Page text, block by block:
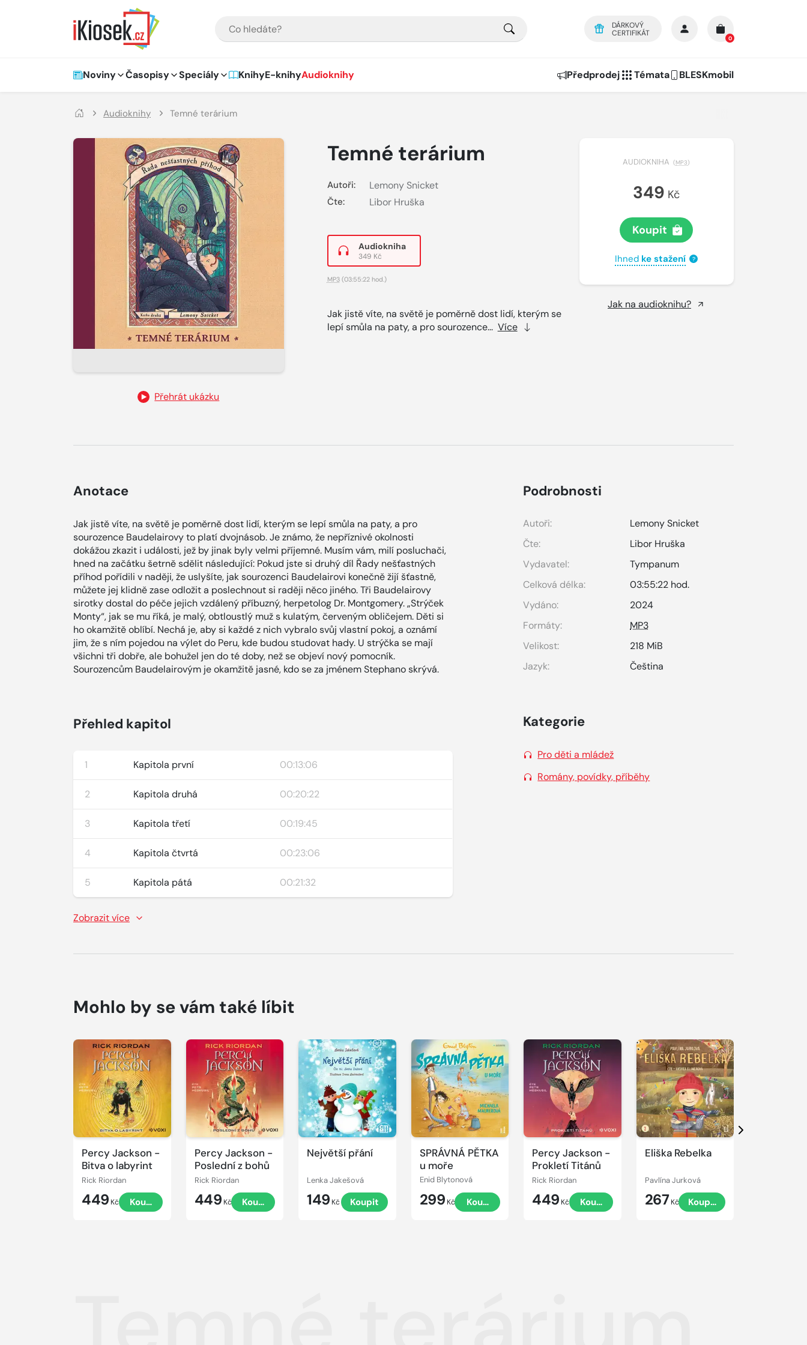
DÁRKOVÝ
CERTIFIKÁT
0
Hlavní navigace
Noviny Časopisy Speciály KnihyE-knihyAudioknihy Předprodej Témata BLESKmobil
Audioknihy Temné terárium
Přehrát ukázku
Temné terárium
Autoři: Lemony Snicket
Čte: Libor Hruška
Audiokniha
349 Kč
MP3(03:55:22 hod.)
Jak jistě víte, na světě je poměrně dost lidí, kterým se
lepí smůla na paty, a pro sourozence... Více
AUDIOKNIHA (MP3)
349 Kč
Koupit
Ihned ke stažení ?
Jak na audioknihu?
Anotace
Jak jistě víte, na světě je poměrně dost lidí, kterým se lepí smůla na paty, a pro
sourozence Baudelairovy to platí dvojnásob. Je známo, že nepříznivé okolnosti
dokážou zkazit i události, jež by jinak byly velmi příjemné. Musím vám, milí posluchači,
hned na začátku šetrně sdělit následující: Pokud jste si druhý díl Řady nešťastných
příhod pořídili v naději, že uslyšíte, jak sourozenci Baudelairovi konečně žijí šťastně,
můžete jej klidně zase odložit a poslechnout si raději něco jiného. Tři Baudelairovy
sirotky dostal do péče jejich vzdálený příbuzný, herpetolog Dr. Montgomery. „Strýček
Monty“, jak se mu říká, je malý, obtloustlý muž s kulatým, červeným obličejem. Děti si
ho okamžitě oblíbí. Nechá je, aby si každé z nich vybralo svůj vlastní pokoj, a oznámí
jim, že s ním pojedou na výlet do Peru, kde budou studovat hady. U strýčka se mají
všichni tři dobře, ale bohužel jen do té doby, než se objeví nový pomocník.
Sourozencům Baudelairovým je okamžitě jasné, kdo se za jménem Stephano skrývá.
Přehled kapitol
1 Kapitola první 00:13:06
2 Kapitola druhá 00:20:22
3 Kapitola třetí 00:19:45
4 Kapitola čtvrtá 00:23:06
5 Kapitola pátá 00:21:32
Zobrazit více
Podrobnosti
Autoři:
Lemony Snicket
Čte:
Libor Hruška
Vydavatel:
Tympanum
Celková délka:
03:55:22 hod.
Vydáno:
2024
Formáty:
MP3
Velikost:
218 MiB
Jazyk:
Čeština
Kategorie
Pro děti a mládež
Romány, povídky, příběhy
Mohlo by se vám také líbit
Percy Jackson -
Bitva o labyrint
Rick Riordan
449 Kč Koupit
Přehrát
ukázku
Percy Jackson -
Poslední z bohů
Rick Riordan
449 Kč Koupit
Přehrát
ukázku
Největší přání
Lenka Jakešová
149 Kč Koupit
Přehrát
ukázku
SPRÁVNÁ PĚTKA
u moře
Enid Blytonová
299 Kč Koupit
Přehrát
ukázku
Percy Jackson -
Prokletí Titánů
Rick Riordan
449 Kč Koupit
Přehrát
ukázku
Eliška Rebelka
Pavlína Jurková
267 Kč Koupit
Přehrát
ukázku
Další